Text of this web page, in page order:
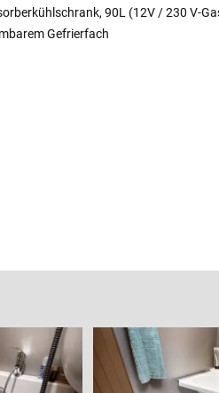
90L (12V / 230 V-
Gefrierfach